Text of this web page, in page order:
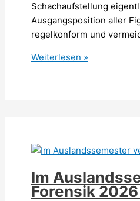
Schachaufstellung
Ausgangsposition aller
regelkonform und
Schach
Startposition
einfach
erklärt
Weiterlesen »
Im
Forensik